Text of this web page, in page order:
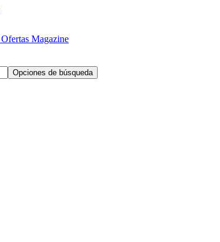
Ofertas Magazine
Opciones de búsqueda